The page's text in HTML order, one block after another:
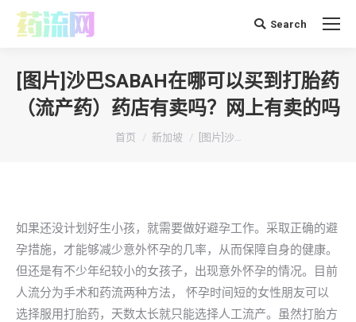
搜 Search
[图片]沙巴SABAH在哪可以买到打胎药
（流产药）药店有卖吗？网上有卖的吗
你在这里：
首页 新加坡 [图片]沙…
如果还没计划好生小孩，就需要做好避孕工作。采取正确的避
孕措施，才能够减少意外怀孕的几率，从而保障自身的健康。
但还是有不少年纪较小的女孩子，出现意外怀孕的情况。目前
人流分为手术和药流两种方法， 怀孕时间短的女性朋友可以
选择服用打胎药，天数太长就只能选择人工流产。虽然打胎方